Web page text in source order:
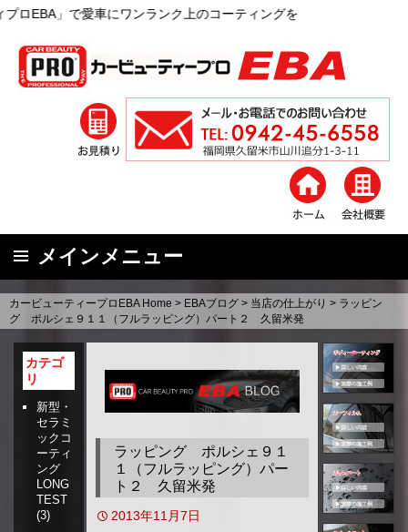
にワンランク上のコーティングを
メインメニュー
コ
ン
カービューティープロEBA Home > EBAブログ > 当店の仕上がり > ラッピン
グ ポルシェ９１１（フルラッピング）パート２ 久留米発
ラッピング ポルシェ９１
１（フルラッピング）パー
ト２ 久留米発
2013年11月7日
カテゴ
リ
新型・
セラミ
ックコ
ーティ
ング
LONG
TEST
(3)